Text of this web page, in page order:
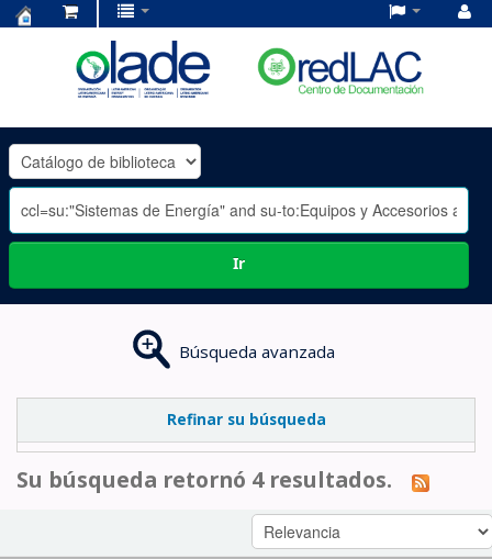
OLADE
-
Ir
Búsqueda avanzada
Refinar su búsqueda
Su búsqueda retornó 4 resultados.